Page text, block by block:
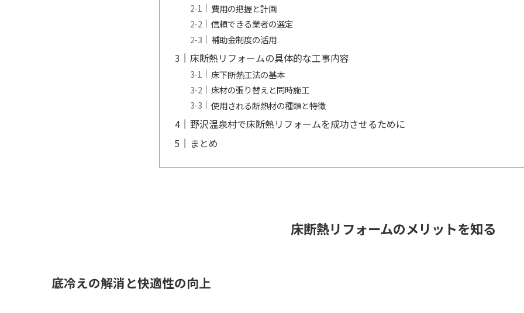
費用の把握と計画
信頼できる業者の選定
補助金制度の活用
床断熱リフォームの具体的な工事内容
床下断熱工法の基本
床材の張り替えと同時施工
使用される断熱材の種類と特徴
野沢温泉村で床断熱リフォームを成功させるために
まとめ
床断熱リフォームのメリットを知る
底冷えの解消と快適性の向上